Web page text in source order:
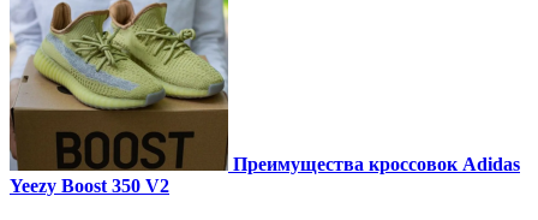
Преимущества кроссовок Adidas
Yeezy Boost 350 V2